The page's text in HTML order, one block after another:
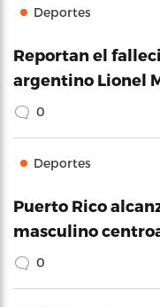
Deportes
Reportan el
argentino Lionel
0
Deportes
Puerto Rico
masculino
0